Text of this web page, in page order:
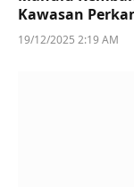
Kawasan
19/12/2025 2:19 AM